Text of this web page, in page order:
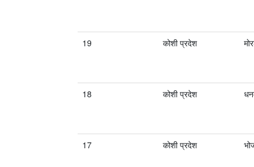
19 कोशी प्रदेश
18 कोशी प्रदेश
17 कोशी प्रदेश